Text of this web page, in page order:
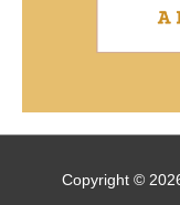
Copyright ©